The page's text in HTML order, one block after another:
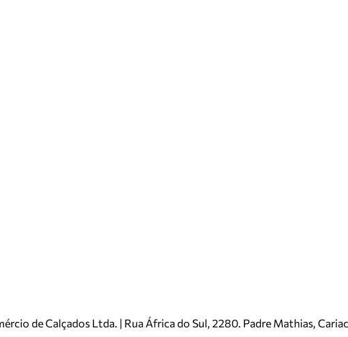
de Calçados Ltda. | Rua África do Sul, 2280. Padre Mathias,